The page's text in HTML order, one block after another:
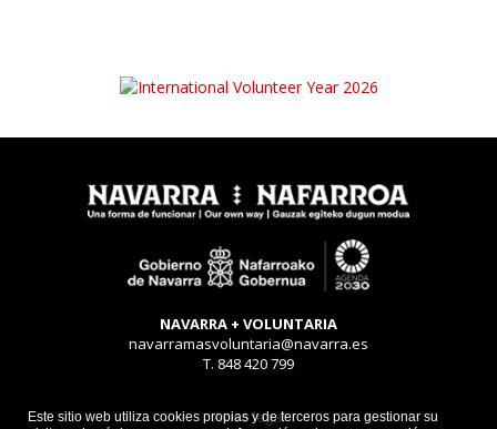
Este sitio web utiliza cookies propias y de terceros para gestionar su
NAVARRA + VOLUNTARIA
navarramasvoluntaria@navarra.es
T. 848 420 799
Aviso legal